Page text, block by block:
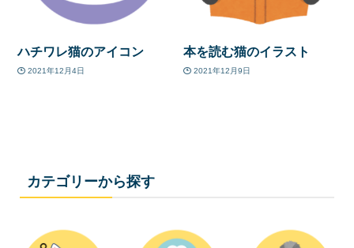
ハチワレ猫のアイコン
2021年12月4日
本を読む猫のイラスト
2021年12月9日
カテゴリーから探す